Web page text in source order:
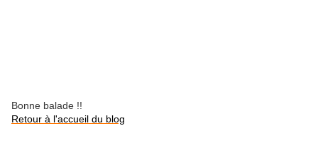
Bonne balade !!
Retour à l'accueil du blog